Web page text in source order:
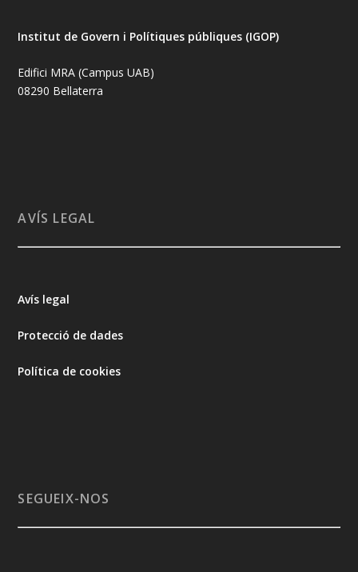
Institut de Govern i Polítiques públiques (IGOP)
Edifici MRA (Campus UAB)
08290 Bellaterra
AVÍS LEGAL
Avís legal
Protecció de dades
Política de cookies
SEGUEIX-NOS